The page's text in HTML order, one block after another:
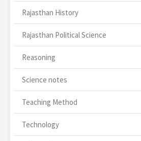
Rajasthan History
Rajasthan Political Science
Reasoning
Science notes
Teaching Method
Technology